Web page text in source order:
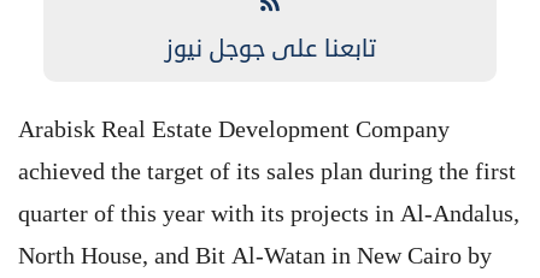
تابعنا على جوجل نيوز
Arabisk Real Estate Development Company
achieved the target of its sales plan during the first
quarter of this year with its projects in Al-Andalus,
North House, and Bit Al-Watan in New Cairo by